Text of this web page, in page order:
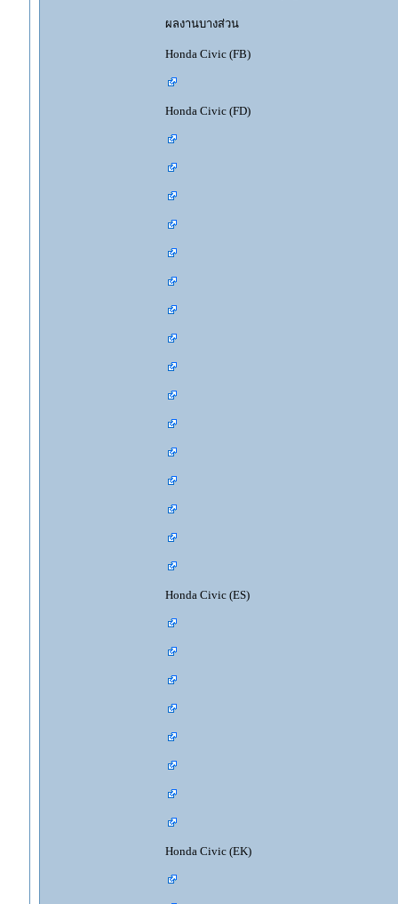
ผลงานบางส่วน
Honda Civic (FB)
Honda Civic (FD)
Honda Civic (ES)
Honda Civic (EK)